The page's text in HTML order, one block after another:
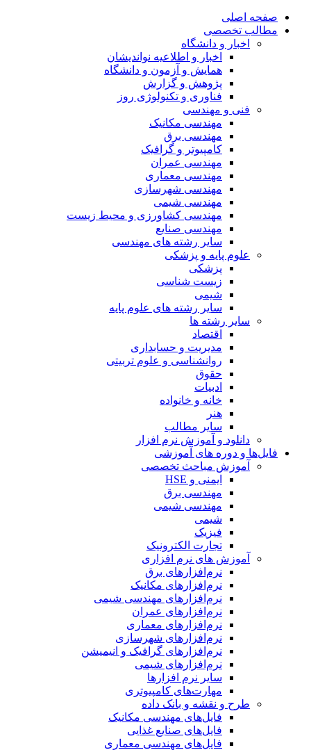
صفحه اصلی
مطالب تخصصی
اخبار و دانشگاه
اخبار و اطلاعیه نواندیشان
همایش و آزمون و دانشگاه
پژوهش و گزارش
فناوری و تکنولوژی روز
فنی و مهندسی
مهندسی مکانیک
مهندسی برق
کامپیوتر و گرافیک
مهندسی عمران
مهندسی معماری
مهندسی شهرسازی
مهندسی شیمی
مهندسی کشاورزی و محیط زیست
مهندسی صنایع
سایر رشته های مهندسی
علوم پایه و پزشکی
پزشکی
زیست شناسی
شیمی
سایر رشته های علوم پایه
سایر رشته ها
اقتصاد
مدیریت و حسابداری
روانشناسی و علوم تربیتی
حقوق
ادبیات
خانه و خانواده
هنر
سایر مطالب
دانلود و آموزش نرم افزار
فایل‌ها و دوره های آموزشی
آموزش مباحث تخصصی
ایمنی و HSE
مهندسی برق
مهندسی شیمی
شیمی
فیزیک
تجارت الکترونیک
آموزش های نرم افزاری
نرم‌افزارهای برق
نرم‌افزارهای مکانیک
نرم‌افزارهای مهندسی شیمی
نرم‌افزارهای عمران
نرم‌افزارهای معماری
نرم‌افزارهای شهرسازی
نرم‌افزارهای گرافیک و انیمیشن
نرم‌افزارهای شیمی
سایر نرم افزارها
مهارت‌های کامپیوتری
طرح و نقشه و بانک داده
فایل‌های مهندسی مکانیک
فایل‌های صنایع غذایی
فایل‌های مهندسی معماری